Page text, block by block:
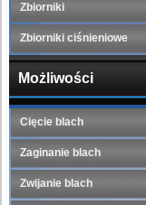
Zbiorniki
Zbiorniki ciśnieniowe
Możliwości
Cięcie blach
Zaginanie blach
Zwijanie blach